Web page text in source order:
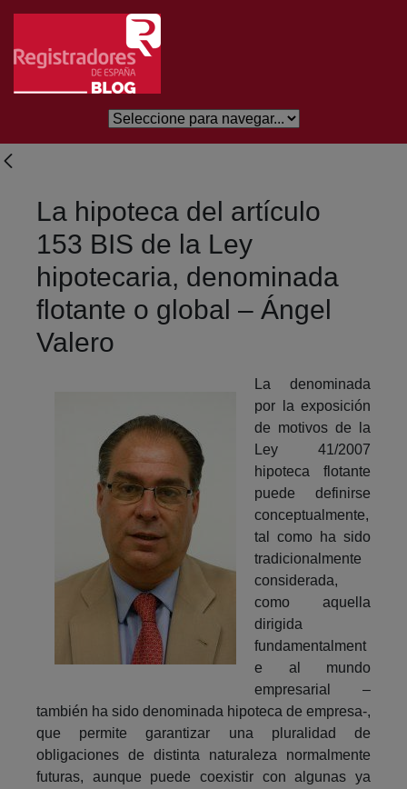
Salta al contingut principal
La hipoteca del artículo
153 BIS de la Ley
hipotecaria, denominada
flotante o global – Ángel
Valero
La denominada
por la exposición
de motivos de la
Ley 41/2007
hipoteca flotante
puede definirse
conceptualmente,
tal como ha sido
tradicionalmente
considerada,
como aquella
dirigida
fundamentalment
e al mundo
empresarial –
también ha sido denominada hipoteca de empresa-,
que permite garantizar una pluralidad de
obligaciones de distinta naturaleza normalmente
futuras, aunque puede coexistir con algunas ya